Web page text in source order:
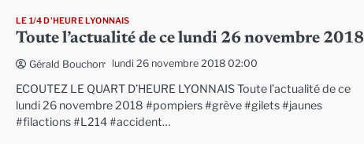
LE 1/4 D'HEURE LYONNAIS
Toute l’actualité de ce lundi 26 novembre 2018
Gérald Bouchon lundi 26 novembre 2018 02:00
ECOUTEZ LE QUART D’HEURE LYONNAIS Toute l’actualité de ce
lundi 26 novembre 2018 #pompiers #grève #gilets #jaunes
#filactions #L214 #accident…